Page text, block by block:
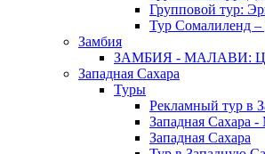
Групповой тур:
Тур Cомалиленд
Замбия
ЗАМБИЯ - МАЛАВИ:
Западная Сахара
Туры
Рекламный тур в
Западная Сахара
Западная Сахара